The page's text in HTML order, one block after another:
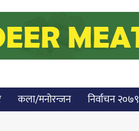
कला/मनोरन्जन निर्वाचन २०७९